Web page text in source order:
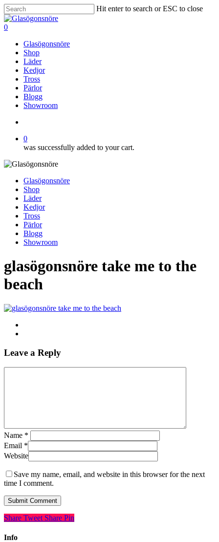
Skip
to
main
Hit enter to search or ESC to close
Close
Search
search
0
Glasögonsnöre
Shop
Läder
Kedjor
Tross
Pärlor
Blogg
Showroom
0
was successfully added to your cart.
Glasögonsnöre
Shop
Läder
Kedjor
Tross
Pärlor
Blogg
Showroom
glasögonsnöre take me to the
beach
Leave a Reply
Name *
Email *
Website
Save my name, email, and website in this browser for the next
time I comment.
Share Tweet Share Pin
Info